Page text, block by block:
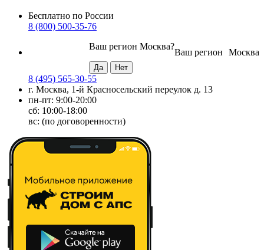
Бесплатно по России
8 (800) 500-35-76
Москва
Ваш регион
Ваш регион Москва?
8 (495) 565-30-55
г. Москва, 1-й Красносельский переулок д. 13
пн-пт: 9:00-20:00
сб: 10:00-18:00
вс: (по договоренности)